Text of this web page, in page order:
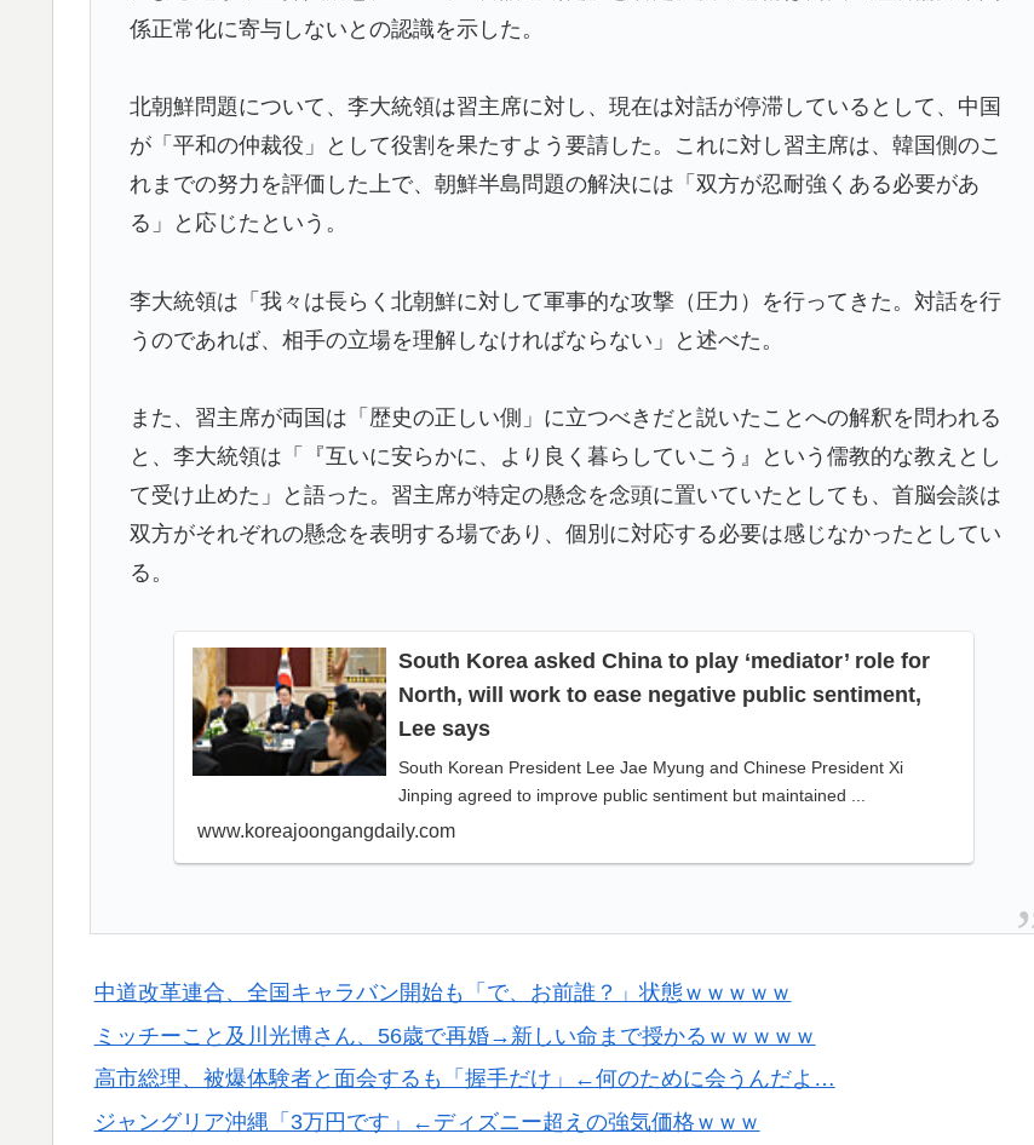
は・・・？【海外の反応】
たのか…
▶ 【海外の反応】アルゼンチン協会、FIFA会長に断固たる支持を表明「隠す気もないんだなｗ」
▶ 海外「素晴らしい！」日本が買収したUSスチール驚異の大復活に米国人が大喜び
大地震が起きても手術をやり遂げる日本の医療チーム、海外でも凄すぎると絶賛
「これが本当のベッドサッカーだ」
▶ 韓国人「韓国サッカー協会関係者が『不適切接待は慣行だった』と衝撃発言！日韓ワールドカップ4強
にも疑いの視線が向けられる」
係正常化に寄与しないとの認識を示した。
北朝鮮問題について、李大統領は習主席に対し、現在は対話が停滞しているとして、中国
が「平和の仲裁役」として役割を果たすよう要請した。これに対し習主席は、韓国側のこ
れまでの努力を評価した上で、朝鮮半島問題の解決には「双方が忍耐強くある必要があ
る」と応じたという。
李大統領は「我々は長らく北朝鮮に対して軍事的な攻撃（圧力）を行ってきた。対話を行
うのであれば、相手の立場を理解しなければならない」と述べた。
また、習主席が両国は「歴史の正しい側」に立つべきだと説いたことへの解釈を問われる
と、李大統領は「『互いに安らかに、より良く暮らしていこう』という儒教的な教えとし
て受け止めた」と語った。習主席が特定の懸念を念頭に置いていたとしても、首脳会談は
双方がそれぞれの懸念を表明する場であり、個別に対応する必要は感じなかったとしてい
る。
South Korea asked China to play ‘mediator’ role for
North, will work to ease negative public sentiment,
Lee says
South Korean President Lee Jae Myung and Chinese President Xi
Jinping agreed to improve public sentiment but maintained ...
www.koreajoongangdaily.com
中道改革連合、全国キャラバン開始も「で、お前誰？」状態ｗｗｗｗｗ
ミッチーこと及川光博さん、56歳で再婚→新しい命まで授かるｗｗｗｗｗ
高市総理、被爆体験者と面会するも「握手だけ」←何のために会うんだよ…
ジャングリア沖縄「3万円です」←ディズニー超えの強気価格ｗｗｗ